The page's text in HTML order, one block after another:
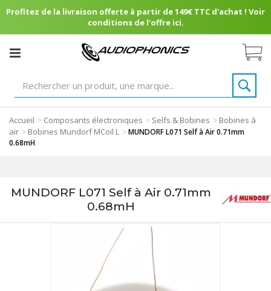
Profitez de la livraison offerte à partir de 149€ TTC d'achat ! Voir
conditions de l'offre ici.
Accueil > Composants électroniques > Selfs & Bobines > Bobines à
air > Bobines Mundorf MCoil L >MUNDORF L071 Self à Air 0.71mm
0.68mH
MUNDORF L071 Self à Air 0.71mm
0.68mH